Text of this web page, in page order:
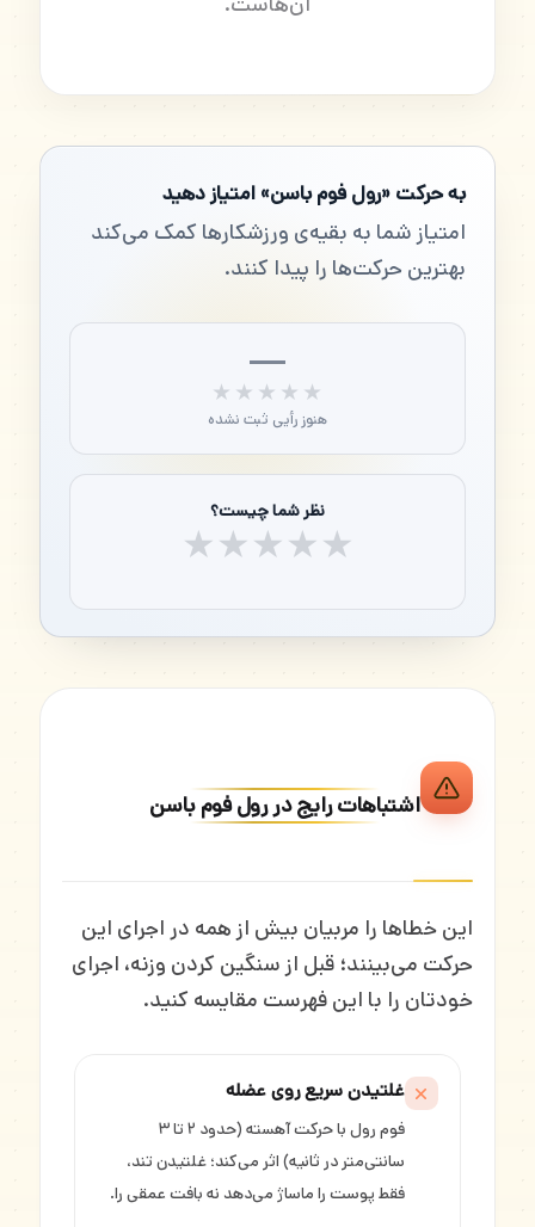
به حرکت «رول فوم باسن» امتیاز دهید
امتیاز شما به بقیه‌ی ورزشکارها کمک می‌کند
بهترین حرکت‌ها را پیدا کنند.
—
★★★★★
هنوز رأیی ثبت نشده
نظر شما چیست؟
★★★★★
اشتباهات رایج در رول فوم باسن
این خطاها را مربیان بیش از همه در اجرای این
حرکت می‌بینند؛ قبل از سنگین کردن وزنه، اجرای
خودتان را با این فهرست مقایسه کنید.
غلتیدن سریع روی عضله
فوم رول با حرکت آهسته (حدود ۲ تا ۳
سانتی‌متر در ثانیه) اثر می‌کند؛ غلتیدن تند،
فقط پوست را ماساژ می‌دهد نه بافت عمقی را.